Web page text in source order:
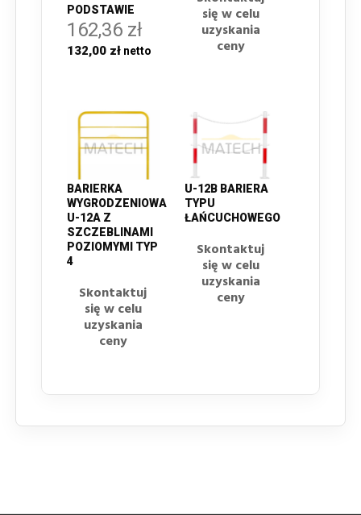
PODSTAWIE
162,36 zł
132,00 zł
się w celu
uzyskania
ceny
BARIERKA
WYGRODZENIOWA
U-12A Z
SZCZEBLINAMI
POZIOMYMI TYP
4
Skontaktuj
się w celu
uzyskania
ceny
U-12B BARIERA
TYPU
ŁAŃCUCHOWEGO
Skontaktuj
się w celu
uzyskania
ceny